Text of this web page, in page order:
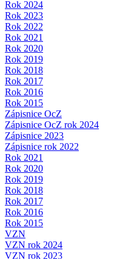
Rok 2024
Rok 2023
Rok 2022
Rok 2021
Rok 2020
Rok 2019
Rok 2018
Rok 2017
Rok 2016
Rok 2015
Zápisnice OcZ
Zápisnice OcZ rok 2024
Zápisnice 2023
Zápisnice rok 2022
Rok 2021
Rok 2020
Rok 2019
Rok 2018
Rok 2017
Rok 2016
Rok 2015
VZN
VZN rok 2024
VZN rok 2023